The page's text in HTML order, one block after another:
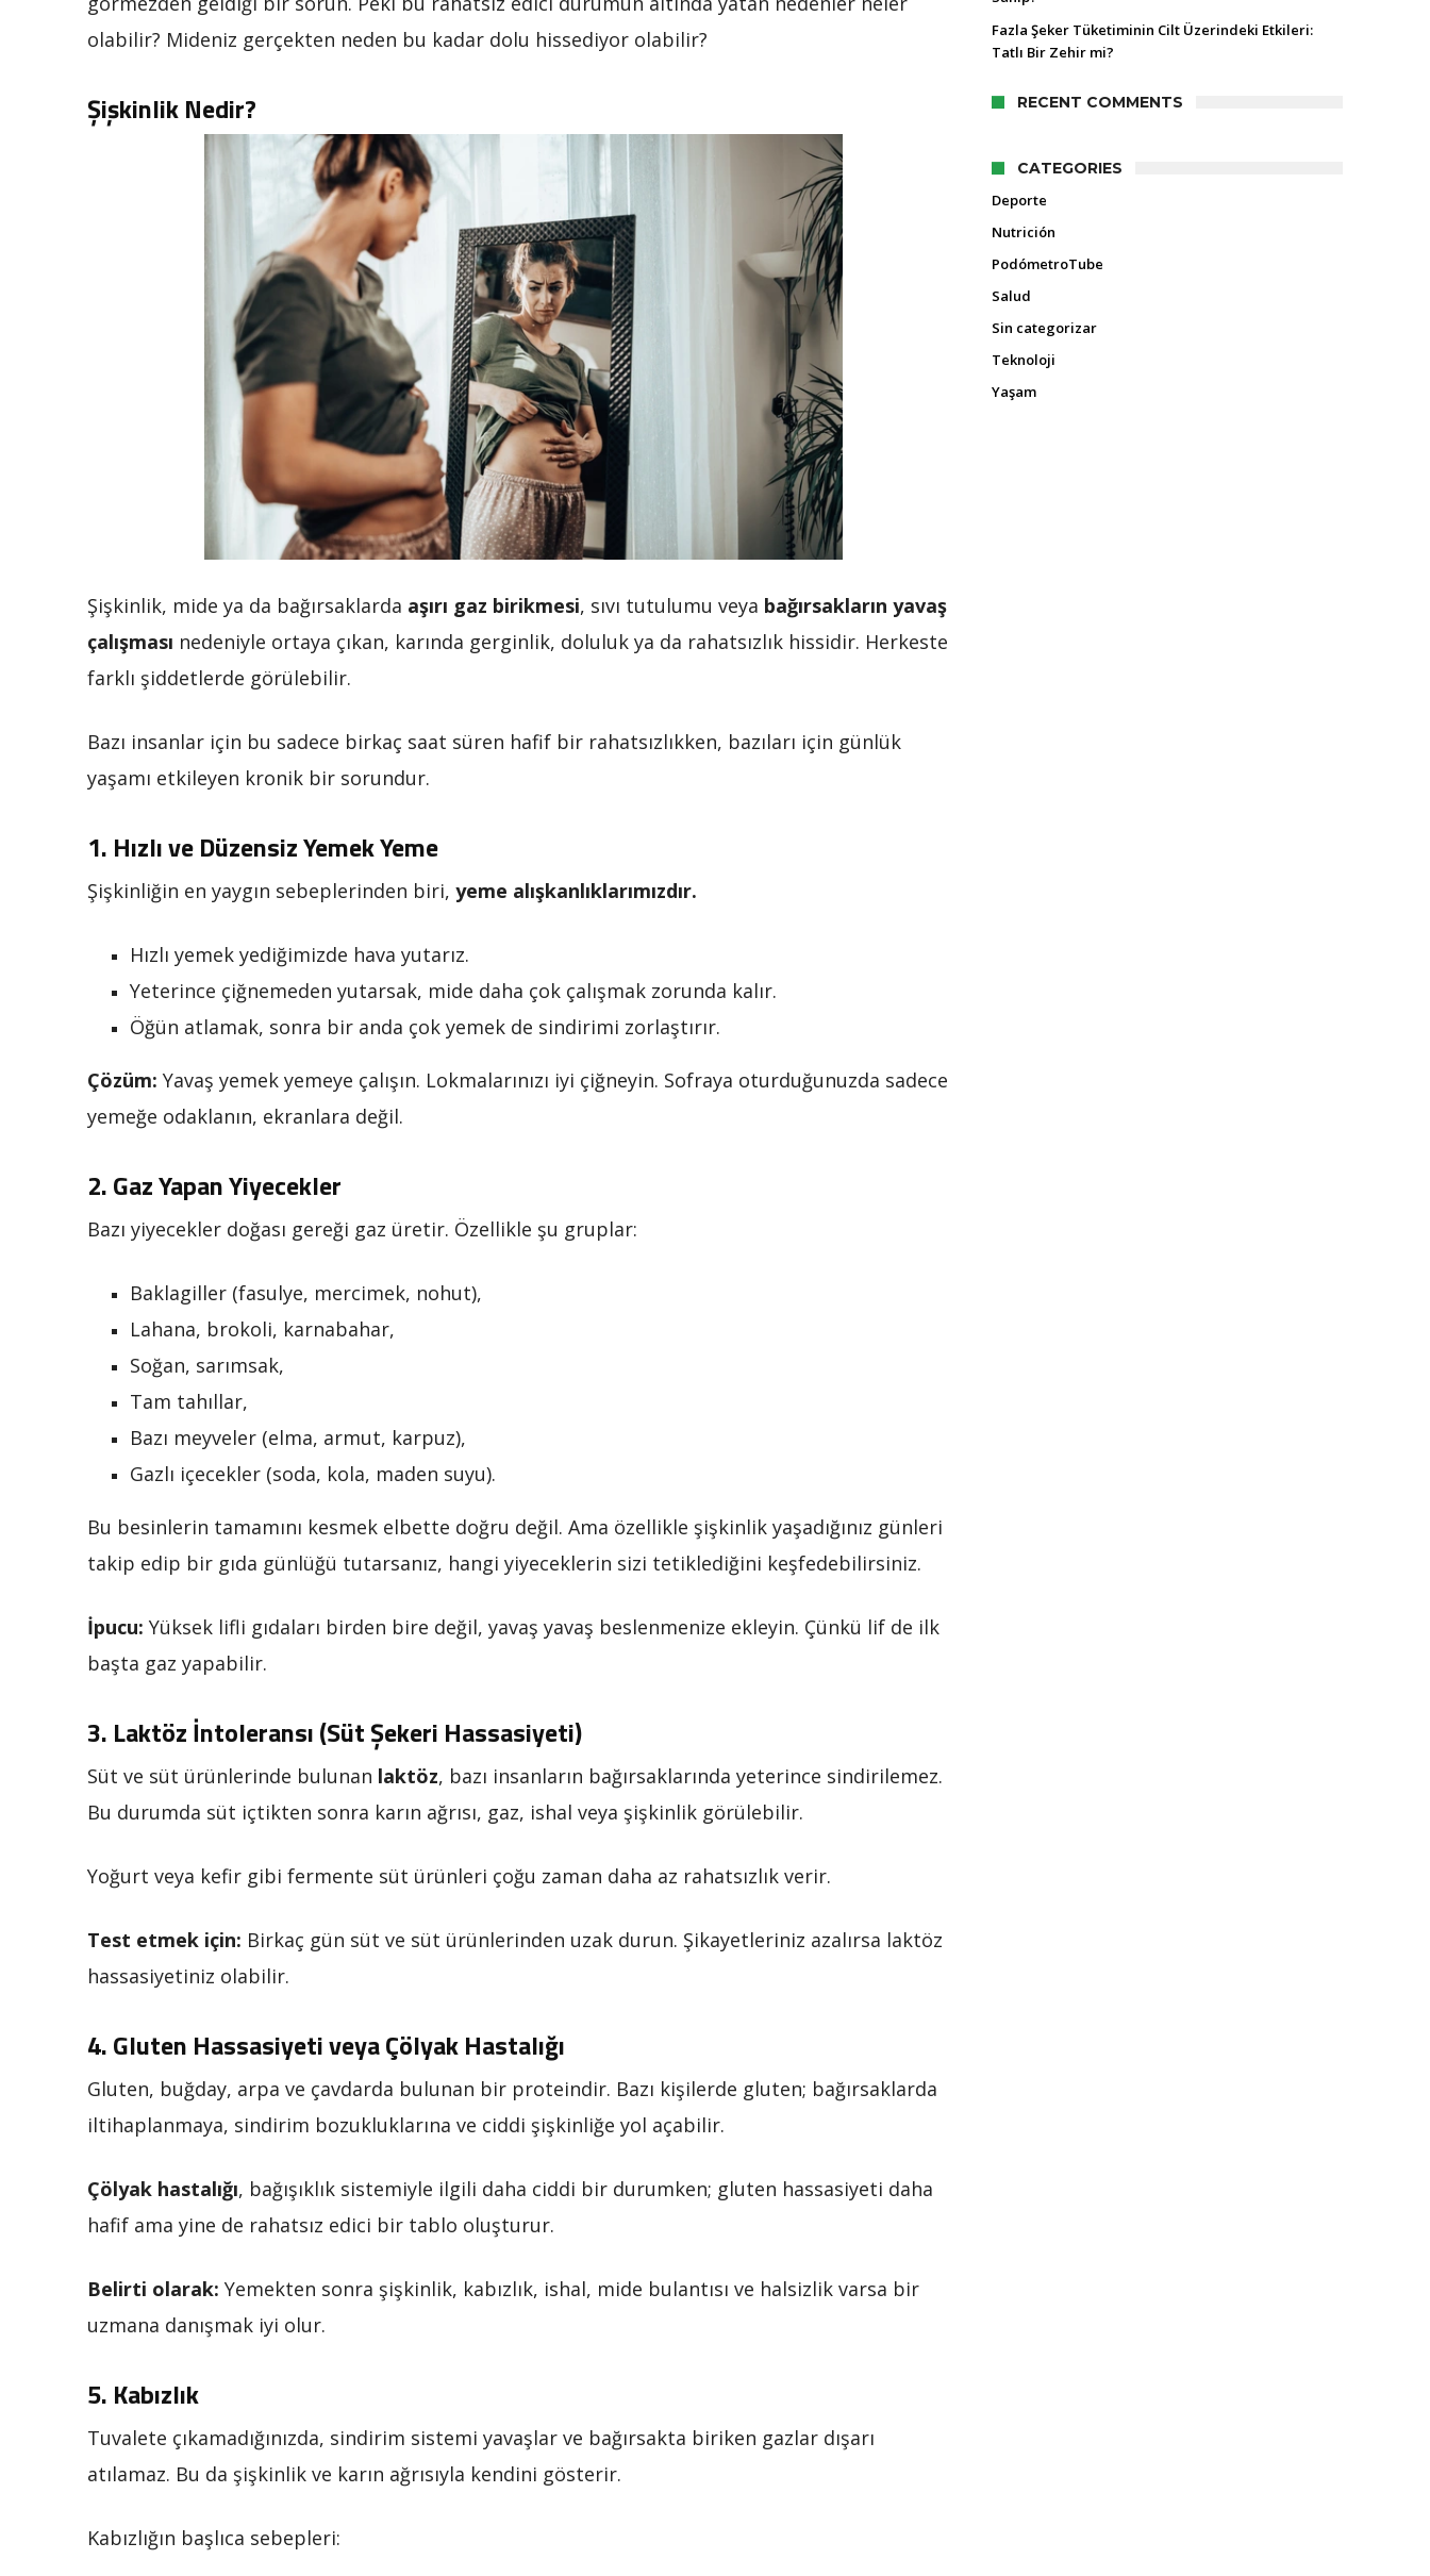
olabilir? Mideniz gerçekten neden bu kadar dolu hissediyor olabilir?
Şişkinlik Nedir?
Şişkinlik, mide ya da bağırsaklarda aşırı gaz birikmesi, sıvı tutulumu veya bağırsakların yavaş
çalışması nedeniyle ortaya çıkan, karında gerginlik, doluluk ya da rahatsızlık hissidir. Herkeste
farklı şiddetlerde görülebilir.
Bazı insanlar için bu sadece birkaç saat süren hafif bir rahatsızlıkken, bazıları için günlük
yaşamı etkileyen kronik bir sorundur.
1. Hızlı ve Düzensiz Yemek Yeme
Şişkinliğin en yaygın sebeplerinden biri, yeme alışkanlıklarımızdır.
Hızlı yemek yediğimizde hava yutarız.
Yeterince çiğnemeden yutarsak, mide daha çok çalışmak zorunda kalır.
Öğün atlamak, sonra bir anda çok yemek de sindirimi zorlaştırır.
Çözüm: Yavaş yemek yemeye çalışın. Lokmalarınızı iyi çiğneyin. Sofraya oturduğunuzda sadece
yemeğe odaklanın, ekranlara değil.
2.Gaz Yapan Yiyecekler
Bazı yiyecekler doğası gereği gaz üretir. Özellikle şu gruplar:
Baklagiller (fasulye, mercimek, nohut),
Lahana, brokoli, karnabahar,
Soğan, sarımsak,
Tam tahıllar,
Bazı meyveler (elma, armut, karpuz),
Gazlı içecekler (soda, kola, maden suyu).
Bu besinlerin tamamını kesmek elbette doğru değil. Ama özellikle şişkinlik yaşadığınız günleri
takip edip bir gıda günlüğü tutarsanız, hangi yiyeceklerin sizi tetiklediğini keşfedebilirsiniz.
İpucu: Yüksek lifli gıdaları birden bire değil, yavaş yavaş beslenmenize ekleyin. Çünkü lif de ilk
başta gaz yapabilir.
3. Laktöz İntoleransı (Süt Şekeri Hassasiyeti)
Süt ve süt ürünlerinde bulunan laktöz, bazı insanların bağırsaklarında yeterince sindirilemez.
Bu durumda süt içtikten sonra karın ağrısı, gaz, ishal veya şişkinlik görülebilir.
Yoğurt veya kefir gibi fermente süt ürünleri çoğu zaman daha az rahatsızlık verir.
Test etmek için: Birkaç gün süt ve süt ürünlerinden uzak durun. Şikayetleriniz azalırsa laktöz
hassasiyetiniz olabilir.
4.Gluten Hassasiyeti veya Çölyak Hastalığı
Gluten, buğday, arpa ve çavdarda bulunan bir proteindir. Bazı kişilerde gluten; bağırsaklarda
iltihaplanmaya, sindirim bozukluklarına ve ciddi şişkinliğe yol açabilir.
Çölyak hastalığı, bağışıklık sistemiyle ilgili daha ciddi bir durumken; gluten hassasiyeti daha
hafif ama yine de rahatsız edici bir tablo oluşturur.
Belirti olarak: Yemekten sonra şişkinlik, kabızlık, ishal, mide bulantısı ve halsizlik varsa bir
uzmana danışmak iyi olur.
5. Kabızlık
Tuvalete çıkamadığınızda, sindirim sistemi yavaşlar ve bağırsakta biriken gazlar dışarı
atılamaz. Bu da şişkinlik ve karın ağrısıyla kendini gösterir.
Kabızlığın başlıca sebepleri:
Fazla Şeker Tüketiminin Cilt Üzerindeki Etkileri:
Tatlı Bir Zehir mi?
RECENT COMMENTS
CATEGORIES
Deporte
Nutrición
PodómetroTube
Salud
Sin categorizar
Teknoloji
Yaşam